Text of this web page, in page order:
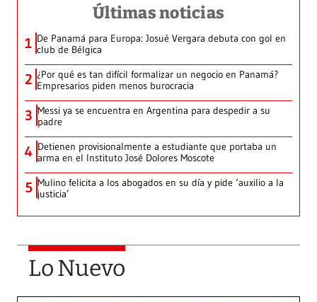
Últimas noticias
1 De Panamá para Europa: Josué Vergara debuta con gol en
club de Bélgica
2 ¿Por qué es tan difícil formalizar un negocio en Panamá?
Empresarios piden menos burocracia
3 Messi ya se encuentra en Argentina para despedir a su
padre
4 Detienen provisionalmente a estudiante que portaba un
arma en el Instituto José Dolores Moscote
5 Mulino felicita a los abogados en su día y pide ‘auxilio a la
justicia’
Lo Nuevo